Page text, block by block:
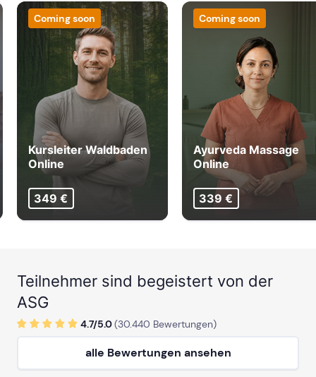
HEILBRONN
ab Sa, 24. April 2027
WÜRZBURG
ab Sa, 26. September 2026
ab Sa, 28. November 2026
Coming soon
Kursleiter Waldbaden
Online
349 €
Coming soon
Ayurveda Massage
Online
339 €
Teilnehmer sind begeistert von der
ASG
4.7/5.0(30.440 Bewertungen)
alle Bewertungen ansehen